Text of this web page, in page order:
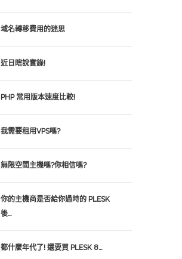
域名轉移費用的迷思
近日瞎說實錄!
PHP 常用版本速度比較!
我需要租用VPS嗎?
無限空間主機嗎?你相信嗎?
你的主機商是否給你過時的 PLESK
後…
都什麼年代了! 還要買 PLESK 8…